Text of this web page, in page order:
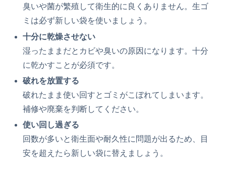
臭いや菌が繁殖して衛生的に良くありません。生ゴ
ミは必ず新しい袋を使いましょう。
十分に乾燥させない
湿ったままだとカビや臭いの原因になります。十分
に乾かすことが必須です。
破れを放置する
破れたまま使い回すとゴミがこぼれてしまいます。
補修や廃棄を判断してください。
使い回し過ぎる
回数が多いと衛生面や耐久性に問題が出るため、目
安を超えたら新しい袋に替えましょう。